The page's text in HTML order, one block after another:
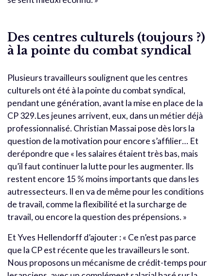
Des centres culturels (toujours ?)
à la pointe du combat syndical
Plusieurs travailleurs soulignent que les centres
culturels ont été à la pointe du combat syndical,
pendant une génération, avant la mise en place de la
CP 329.Les jeunes arrivent, eux, dans un métier déjà
professionnalisé. Christian Massai pose dès lors la
question de la motivation pour encore s’affilier… Et
derépondre que « les salaires étaient très bas, mais
qu’il faut continuer la lutte pour les augmenter. Ils
restent encore 15 % moins importants que dans les
autressecteurs. Il en va de même pour les conditions
de travail, comme la flexibilité et la surcharge de
travail, ou encore la question des prépensions. »
Et Yves Hellendorff d’ajouter : « Ce n’est pas parce
que la CP est récente que les travailleurs le sont.
Nous proposons un mécanisme de crédit-temps pour